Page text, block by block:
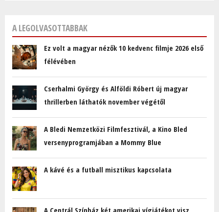
A LEGOLVASOTTABBAK
Ez volt a magyar nézők 10 kedvenc filmje 2026 első
félévében
Cserhalmi György és Alföldi Róbert új magyar
thrillerben láthatók november végétől
A Bledi Nemzetközi Filmfesztivál, a Kino Bled
versenyprogramjában a Mommy Blue
A kávé és a futball misztikus kapcsolata